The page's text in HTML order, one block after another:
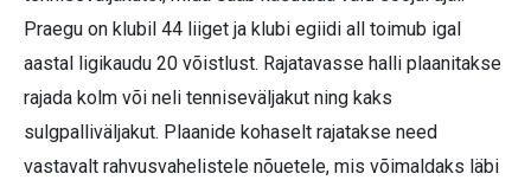
Praegu on klubil 44 liiget ja klubi egiidi all toimub igal
aastal ligikaudu 20 võistlust. Rajatavasse halli plaanitakse
rajada kolm või neli tenniseväljakut ning kaks
sulgpalliväljakut. Plaanide kohaselt rajatakse need
vastavalt rahvusvahelistele nõuetele, mis võimaldaks läbi